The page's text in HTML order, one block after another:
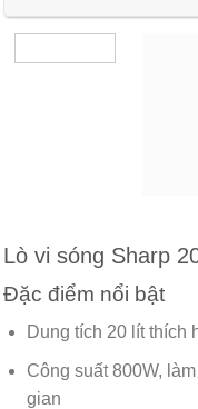
Lò vi sóng Sharp
Đặc điểm nổi bật
Dung tích 20 lít thích
Công suất 800W,
gian